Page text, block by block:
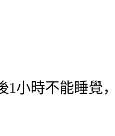
1小時不能睡覺